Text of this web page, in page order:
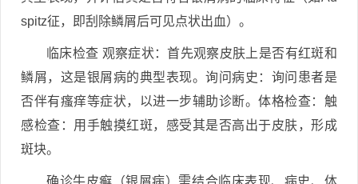
spitz征，即刮除鳞屑后可见点状出血）。
临床检查 观察症状：首先观察皮肤上是否有红斑和
鳞屑，这是银屑病的典型表现。询问病史：询问患者是
否伴有瘙痒等症状，以进一步辅助诊断。体格检查：触
感检查：用手触摸红斑，感受其是否高出于皮肤，形成
斑块。
确诊牛皮癣（银屑病）需结合临床表现、病史、体